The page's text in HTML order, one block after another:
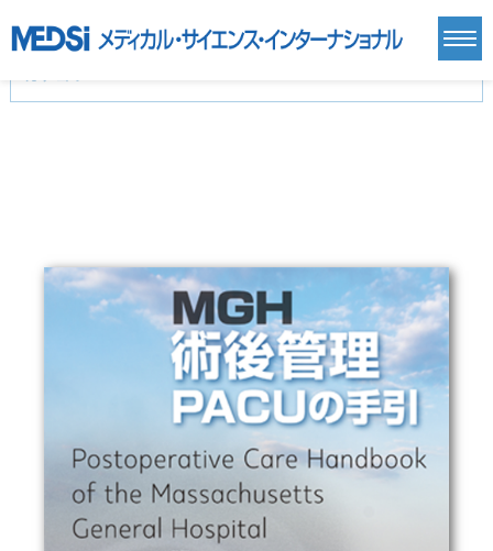
基礎医学(93)
基礎医学関連科学(80)
自然科学(25)
看護学(21)
医療技術(16)
歯科学(3)
薬学(7)
保健・体育(1)
医学一般(91) マルチメディア(0)